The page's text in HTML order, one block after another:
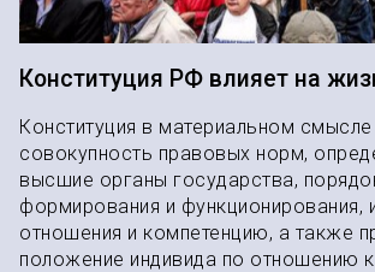
Конституция РФ влияет на
Конституция в материальном
совокупность правовых норм,
высшие органы государства,
формирования и функционирования,
отношения и компетенцию, а также
положение индивида по отношению к